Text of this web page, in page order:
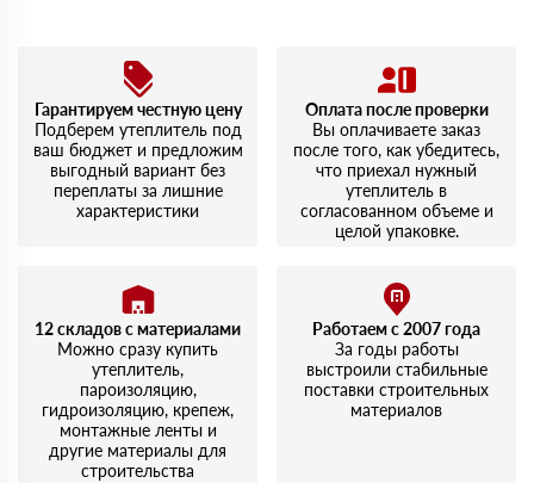
Заказывал Роквул Лайт Баттс. Легко укладывается,
доставка была на следующий день, что приятно
удивило. Упаковка целая, никаких повреждений.
Гарантируем честную цену
Подберем утеплитель под
ваш бюджет и предложим
выгодный вариант без
переплаты за лишние
характеристики
Оплата после проверки
Вы оплачиваете заказ
после того, как убедитесь,
что приехал нужный
утеплитель в
согласованном объеме и
целой упаковке.
12 складов с материалами
Можно сразу купить
утеплитель,
пароизоляцию,
гидроизоляцию, крепеж,
монтажные ленты и
другие материалы для
строительства
Работаем с 2007 года
За годы работы
выстроили стабильные
поставки строительных
материалов